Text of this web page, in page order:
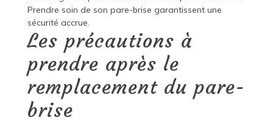
Prendre soin de son pare-brise garantissent une
sécurité accrue.
Les précautions à
prendre après le
remplacement du pare-
brise